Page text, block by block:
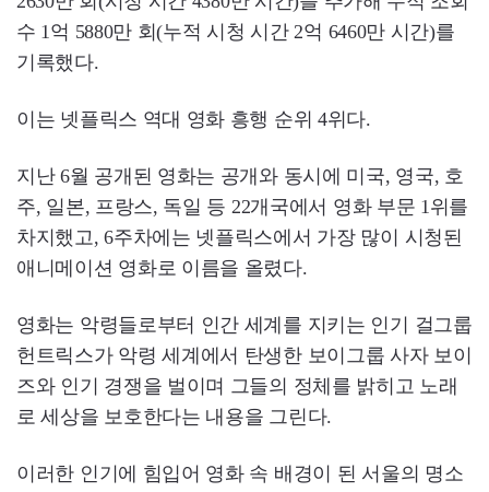
수 1억 5880만 회(누적 시청 시간 2억 6460만 시간)를
기록했다.
이는 넷플릭스 역대 영화 흥행 순위 4위다.
지난 6월 공개된 영화는 공개와 동시에 미국, 영국, 호
주, 일본, 프랑스, 독일 등 22개국에서 영화 부문 1위를
차지했고, 6주차에는 넷플릭스에서 가장 많이 시청된
애니메이션 영화로 이름을 올렸다.
영화는 악령들로부터 인간 세계를 지키는 인기 걸그룹
헌트릭스가 악령 세계에서 탄생한 보이그룹 사자 보이
즈와 인기 경쟁을 벌이며 그들의 정체를 밝히고 노래
로 세상을 보호한다는 내용을 그린다.
이러한 인기에 힘입어 영화 속 배경이 된 서울의 명소